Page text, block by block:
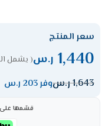
سعر المنتج
1,440 ر.س( يشمل
1,643ر.سوفر 203 ر.س
قسّمها على